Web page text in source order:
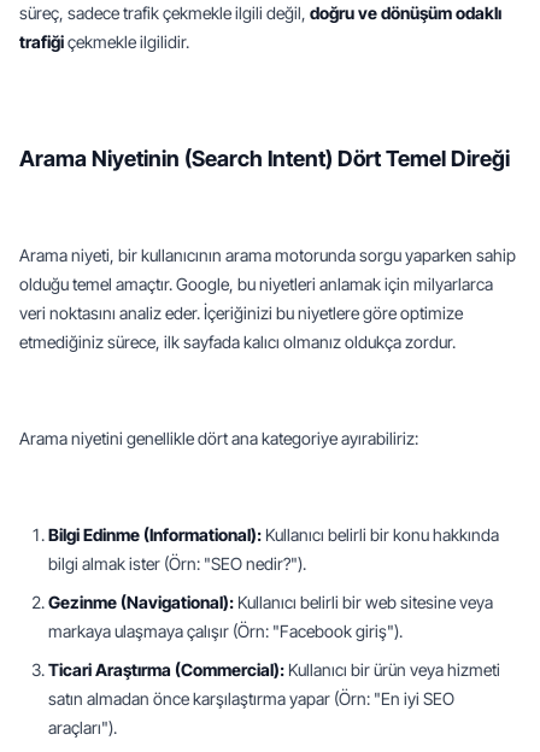
süreç, sadece trafik çekmekle ilgili değil, doğru ve dönüşüm odaklı
trafiği çekmekle ilgilidir.
Arama Niyetinin (Search Intent) Dört Temel Direği
Arama niyeti, bir kullanıcının arama motorunda sorgu yaparken sahip
olduğu temel amaçtır. Google, bu niyetleri anlamak için milyarlarca
veri noktasını analiz eder. İçeriğinizi bu niyetlere göre optimize
etmediğiniz sürece, ilk sayfada kalıcı olmanız oldukça zordur.
Arama niyetini genellikle dört ana kategoriye ayırabiliriz:
Bilgi Edinme (Informational): Kullanıcı belirli bir konu hakkında
bilgi almak ister (Örn: "SEO nedir?").
Gezinme (Navigational): Kullanıcı belirli bir web sitesine veya
markaya ulaşmaya çalışır (Örn: "Facebook giriş").
Ticari Araştırma (Commercial): Kullanıcı bir ürün veya hizmeti
satın almadan önce karşılaştırma yapar (Örn: "En iyi SEO
araçları").